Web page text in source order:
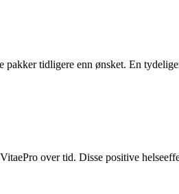
tidligere enn ønsket. En
over tid. Disse positive